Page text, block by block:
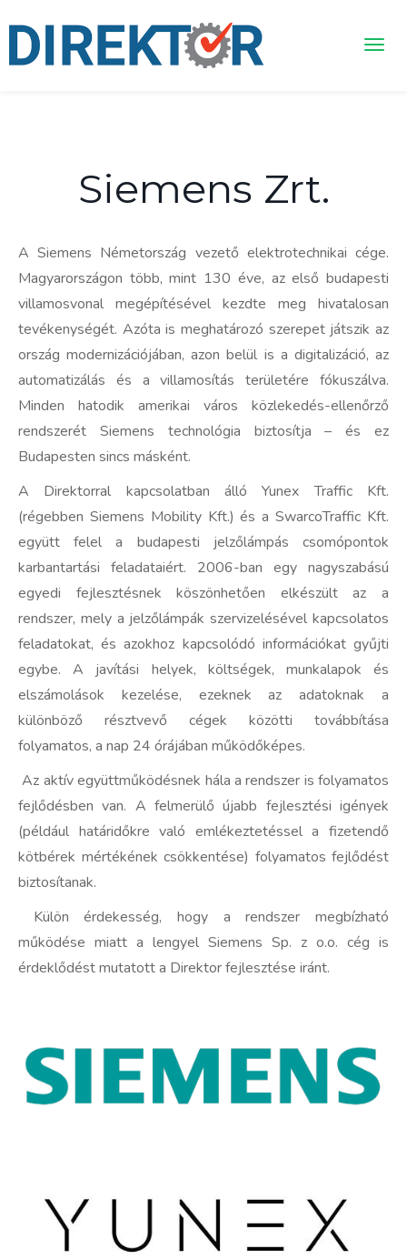
Siemens Zrt.
A Siemens Németország vezető elektrotechnikai cége.
Magyarországon több, mint 130 éve, az első budapesti
villamosvonal megépítésével kezdte meg hivatalosan
tevékenységét. Azóta is meghatározó szerepet játszik az
ország modernizációjában, azon belül is a digitalizáció, az
automatizálás és a villamosítás területére fókuszálva.
Minden hatodik amerikai város közlekedés-ellenőrző
rendszerét Siemens technológia biztosítja – és ez
Budapesten sincs másként.
A Direktorral kapcsolatban álló Yunex Traffic Kft.
(régebben Siemens Mobility Kft.) és a SwarcoTraffic Kft.
együtt felel a budapesti jelzőlámpás csomópontok
karbantartási feladataiért. 2006-ban egy nagyszabású
egyedi fejlesztésnek köszönhetően elkészült az a
rendszer, mely a jelzőlámpák szervizelésével kapcsolatos
feladatokat, és azokhoz kapcsolódó információkat gyűjti
egybe. A javítási helyek, költségek, munkalapok és
elszámolások kezelése, ezeknek az adatoknak a
különböző résztvevő cégek közötti továbbítása
folyamatos, a nap 24 órájában működőképes.
Az aktív együttműködésnek hála a rendszer is folyamatos
fejlődésben van. A felmerülő újabb fejlesztési igények
(például határidőkre való emlékeztetéssel a fizetendő
kötbérek mértékének csökkentése) folyamatos fejlődést
biztosítanak.
Külön érdekesség, hogy a rendszer megbízható
működése miatt a lengyel Siemens Sp. z o.o. cég is
érdeklődést mutatott a Direktor fejlesztése iránt.